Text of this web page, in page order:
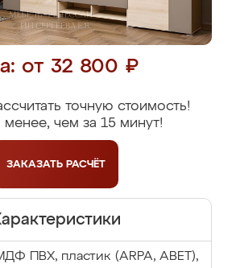
от 32 800 ₽
точную стоимость!
менее, чем за 15 минут!
ЗАКАЗАТЬ РАСЧЁТ
ПВХ, пластик (ARPA, ABET),